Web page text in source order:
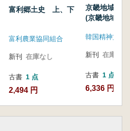
富利郷土史 上、下
富利農業協同組合
新刊 在庫なし
古書 1 点
2,494 円
京畿地域의
(京畿地域の
ット
韓国精神文化
新刊 在庫なし
古書 1 点
6,336 円